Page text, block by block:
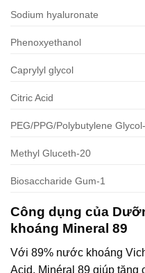
Sodium hyaluronate
Phenoxyethanol
Caprylyl glycol
Citric Acid
PEG/PPG/Polybutylene
Methyl Gluceth-20
Biosaccharide Gum-1
Công dụng của
khoáng Mineral 89
Với 89% nước khoáng
Acid, Minéral 89 giúp tăng